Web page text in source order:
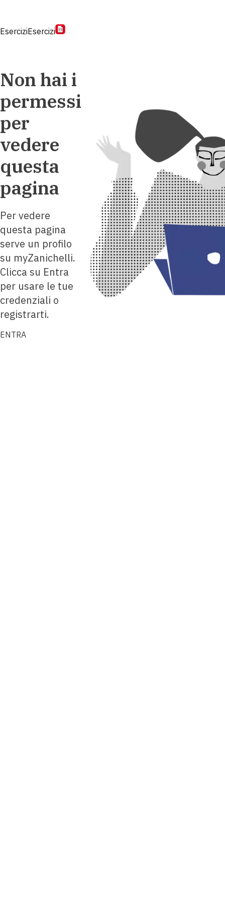
EserciziEsercizi
Non hai i
permessi
per
vedere
questa
pagina
Per vedere
questa pagina
serve un profilo
su myZanichelli.
Clicca su Entra
per usare le tue
credenziali o
registrarti.
ENTRA